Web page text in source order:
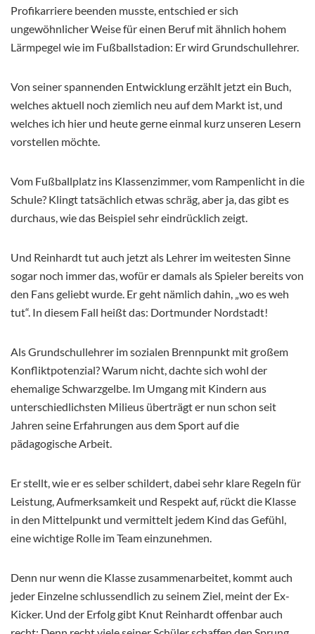
Profikarriere beenden musste, entschied er sich
ungewöhnlicher Weise für einen Beruf mit ähnlich hohem
Lärmpegel wie im Fußballstadion: Er wird Grundschullehrer.
Von seiner spannenden Entwicklung erzählt jetzt ein Buch,
welches aktuell noch ziemlich neu auf dem Markt ist, und
welches ich hier und heute gerne einmal kurz unseren Lesern
vorstellen möchte.
Vom Fußballplatz ins Klassenzimmer, vom Rampenlicht in die
Schule? Klingt tatsächlich etwas schräg, aber ja, das gibt es
durchaus, wie das Beispiel sehr eindrücklich zeigt.
Und Reinhardt tut auch jetzt als Lehrer im weitesten Sinne
sogar noch immer das, wofür er damals als Spieler bereits von
den Fans geliebt wurde. Er geht nämlich dahin, „wo es weh
tut“. In diesem Fall heißt das: Dortmunder Nordstadt!
Als Grundschullehrer im sozialen Brennpunkt mit großem
Konfliktpotenzial? Warum nicht, dachte sich wohl der
ehemalige Schwarzgelbe. Im Umgang mit Kindern aus
unterschiedlichsten Milieus überträgt er nun schon seit
Jahren seine Erfahrungen aus dem Sport auf die
pädagogische Arbeit.
Er stellt, wie er es selber schildert, dabei sehr klare Regeln für
Leistung, Aufmerksamkeit und Respekt auf, rückt die Klasse
in den Mittelpunkt und vermittelt jedem Kind das Gefühl,
eine wichtige Rolle im Team einzunehmen.
Denn nur wenn die Klasse zusammenarbeitet, kommt auch
jeder Einzelne schlussendlich zu seinem Ziel, meint der Ex-
Kicker. Und der Erfolg gibt Knut Reinhardt offenbar auch